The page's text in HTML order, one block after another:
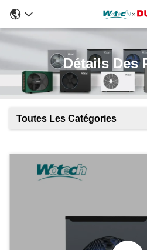
Détails Des
Toutes Les Catégories